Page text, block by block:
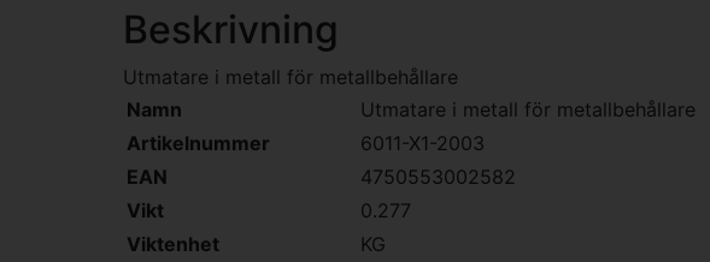
Beskrivning
Utmatare i metall för metallbehållare
Namn
Utmatare i metall för metallbehållare
Artikelnummer
6011-X1-2003
EAN
4750553002582
Vikt
0.277
Viktenhet
KG